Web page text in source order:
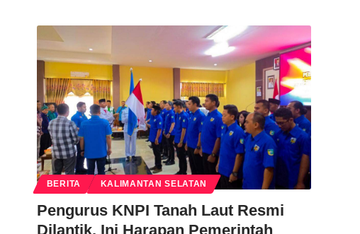
BERITA KALIMANTAN SELATAN
Pengurus KNPI Tanah Laut Resmi
Dilantik, Ini Harapan Pemerintah